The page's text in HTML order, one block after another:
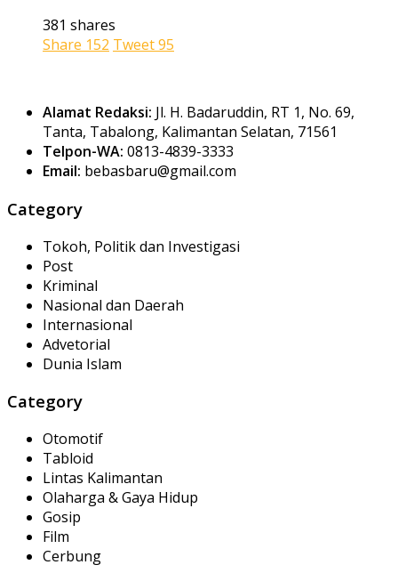
381 shares
Share 152 Tweet95
Alamat Redaksi: Jl. H. Badaruddin, RT 1, No. 69,
Tanta, Tabalong, Kalimantan Selatan, 71561
Telpon-WA: 0813-4839-3333
Email: bebasbaru@gmail.com
Category
Tokoh, Politik dan Investigasi
Post
Kriminal
Nasional dan Daerah
Internasional
Advetorial
Dunia Islam
Category
Otomotif
Tabloid
Lintas Kalimantan
Olaharga & Gaya Hidup
Gosip
Film
Cerbung